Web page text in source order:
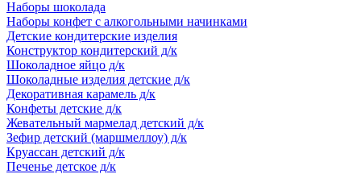
Наборы шоколада
Наборы конфет с алкогольными начинками
Детские кондитерские изделия
Конструктор кондитерский д/к
Шоколадное яйцо д/к
Шоколадные изделия детские д/к
Декоративная карамель д/к
Конфеты детские д/к
Жевательный мармелад детский д/к
Зефир детский (маршмеллоу) д/к
Круассан детский д/к
Печенье детское д/к